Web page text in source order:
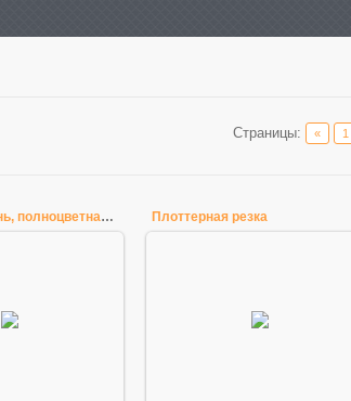
Страницы: « 1
Баннерная ткань, полноцветная печать Плоттерная резка